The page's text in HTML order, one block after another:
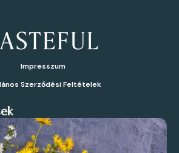
Impresszum
Szerződési Feltételek